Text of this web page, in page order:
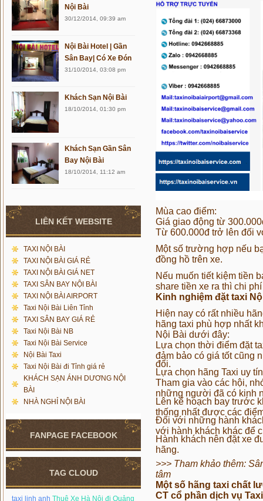
Nội Bài
30/12/2014, 09:39 am
Nội Bài Hotel | Gần
Sân Bay| Có Xe Đón
31/10/2014, 03:08 pm
Khách Sạn Nội Bài
18/10/2014, 01:30 pm
Khách Sạn Gần Sân
Bay Nội Bài
18/10/2014, 11:12 am
LIÊN KẾT WEBSITE
TAXI NỘI BÀI
TAXI NỘI BÀI GIÁ RẺ
TAXI NỘI BÀI GIÁ NET
TAXI SÂN BAY NỘI BÀI
TAXI NỘI BÀI AIRPORT
Taxi Nội Bài Liên Tỉnh
TAXI SÂN BAY GIÁ RẺ
Taxi Nội Bài NB
Taxi Nội Bài Service
Nội Bài Taxi
Taxi Nội Bài đi Tỉnh giá rẻ
KHÁCH SẠN ÁNH DƯƠNG NỘI
BÀI
NHÀ NGHỈ NỘI BÀI
FANPAGE FACEBOOK
TAG CLOUD
taxi linh anh Thuê Xe Hà Nội đi Quảng
Mùa cao điểm:
Giá giao động từ
Từ 600.000đ trở lên đối
Một số trường hợp nếu
đồng hồ trên xe.
Nếu muốn tiết kiệm tiền
share tiền xe ra thì chi
Kinh nghiệm đặt taxi
Hiện nay có rất nhiều
hãng taxi phù hợp nhất
Nội Bài dưới đây:
Lựa chọn thời điểm đặt
đảm bảo có giá tốt cũng
đổi.
Lựa chọn hãng Taxi uy
Tham gia vào các hội,
những người đã có kinh
Lên kế hoạch bay trước
thống nhất được các
Đối với những hành
với hành khách khác để
Hành khách nên đặt xe
hãng.
>>> Tham khảo thêm:
tâm
Một số hãng taxi chất
CT cổ phần dịch vụ